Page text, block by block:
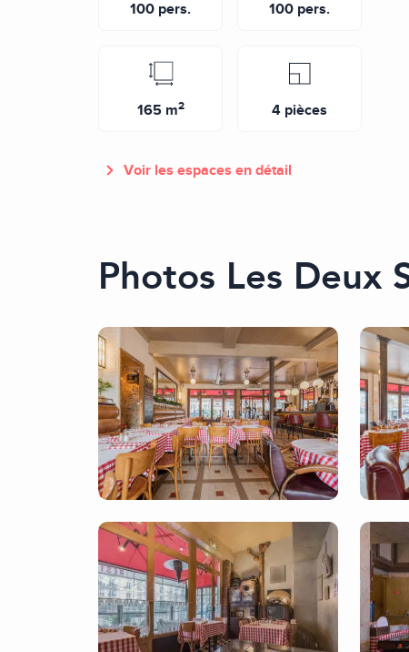
100 pers. 100 pers.
165 m2 4 pièces
Voir les espaces en détail
Photos Les Deux